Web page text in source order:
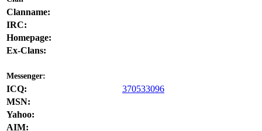
Clanname:
IRC:
Homepage:
Ex-Clans:
Messenger:
ICQ:
370533096
MSN:
Yahoo:
AIM: